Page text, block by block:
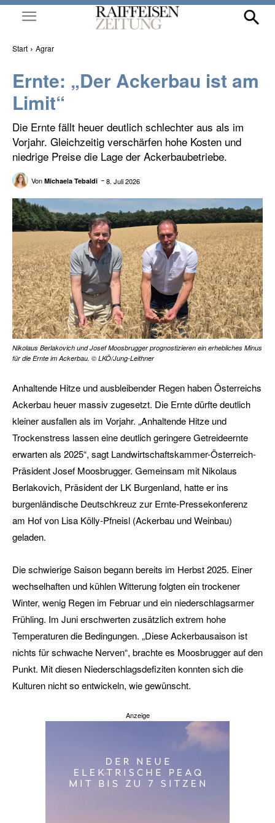
Start Agrar
Ernte: „Der Ackerbau ist am
Limit“
Die Ernte fällt heuer deutlich schlechter aus als im
Vorjahr. Gleichzeitig verschärfen hohe Kosten und
niedrige Preise die Lage der Ackerbaubetriebe.
Von Michaela Tebaldi 8. Juli 2026
Nikolaus Berlakovich und Josef Moosbrugger prognostizieren ein erhebliches Minus
für die Ernte im Ackerbau. © LKÖ/Jung-Leithner
Anhaltende Hitze und ausbleibender Regen haben Österreichs
Ackerbau heuer massiv zugesetzt. Die Ernte dürfte deutlich
kleiner ausfallen als im Vorjahr. „Anhaltende Hitze und
Trockenstress lassen eine deutlich geringere Getreideernte
erwarten als 2025“, sagt Landwirtschaftskammer-Österreich-
Präsident Josef Moosbrugger. Gemeinsam mit Nikolaus
Berlakovich, Präsident der LK Burgenland, hatte er ins
burgenländische Deutschkreuz zur Ernte-Pressekonferenz
am Hof von Lisa Kölly-Pfneisl (Ackerbau und Weinbau)
geladen.
Die schwierige Saison begann bereits im Herbst 2025. Einer
wechselhaften und kühlen Witterung folgten ein trockener
Winter, wenig Regen im Februar und ein niederschlagsarmer
Frühling. Im Juni erschwerten zusätzlich extrem hohe
Temperaturen die Bedingungen. „Diese Ackerbausaison ist
nichts für schwache Nerven“, brachte es Moosbrugger auf den
Punkt. Mit diesen Niederschlagsdefiziten konnten sich die
Kulturen nicht so entwickeln, wie gewünscht.
Anzeige